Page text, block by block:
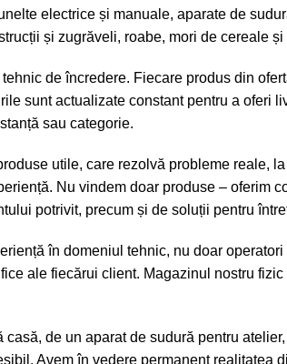
electrice și manuale, aparate de
și zugrăveli, roabe, mori de cereale
de încredere. Fiecare produs din
sunt actualizate constant pentru a oferi
sau categorie.
utile, care rezolvă probleme reale,
Nu vindem doar produse – oferim
potrivit, precum și de soluții pentru
în domeniul tehnic, nu doar
ale fiecărui client. Magazinul nostru
de un aparat de sudură pentru
Avem în vedere permanent realitatea